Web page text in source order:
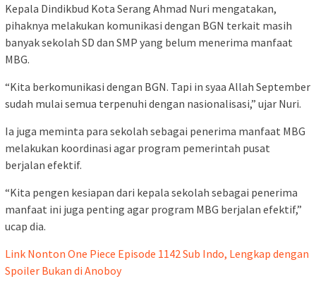
Kepala Dindikbud Kota Serang Ahmad Nuri mengatakan,
pihaknya melakukan komunikasi dengan BGN terkait masih
banyak sekolah SD dan SMP yang belum menerima manfaat
MBG.
“Kita berkomunikasi dengan BGN. Tapi in syaa Allah September
sudah mulai semua terpenuhi dengan nasionalisasi,” ujar Nuri.
Ia juga meminta para sekolah sebagai penerima manfaat MBG
melakukan koordinasi agar program pemerintah pusat
berjalan efektif.
“Kita pengen kesiapan dari kepala sekolah sebagai penerima
manfaat ini juga penting agar program MBG berjalan efektif,”
ucap dia.
Link Nonton One Piece Episode 1142 Sub Indo, Lengkap dengan
Spoiler Bukan di Anoboy